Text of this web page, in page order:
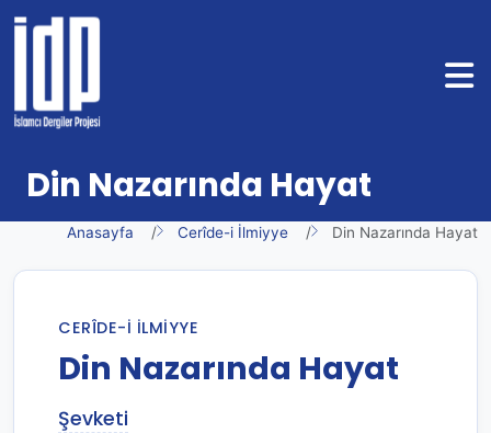
Din Nazarında Hayat
Anasayfa Cerîde-i İlmiyye Din Nazarında Hayat
CERÎDE-I İLMIYYE
Din Nazarında Hayat
Şevketi